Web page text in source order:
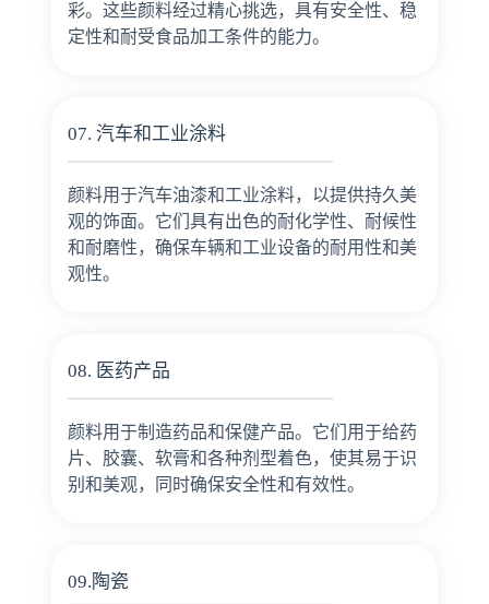
彩。这些颜料经过精心挑选，具有安全性、稳
定性和耐受食品加工条件的能力。
07. 汽车和工业涂料
颜料用于汽车油漆和工业涂料，以提供持久美
观的饰面。它们具有出色的耐化学性、耐候性
和耐磨性，确保车辆和工业设备的耐用性和美
观性。
08. 医药产品
颜料用于制造药品和保健产品。它们用于给药
片、胶囊、软膏和各种剂型着色，使其易于识
别和美观，同时确保安全性和有效性。
09.陶瓷